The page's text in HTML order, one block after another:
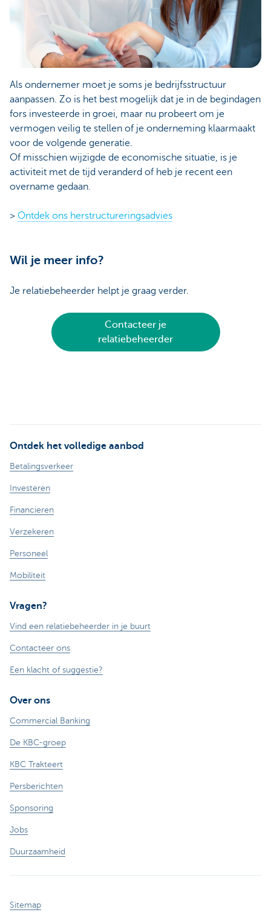
Als ondernemer moet je soms je bedrijfsstructuur
aanpassen. Zo is het best mogelijk dat je in de begindagen
fors investeerde in groei, maar nu probeert om je
vermogen veilig te stellen of je onderneming klaarmaakt
voor de volgende generatie.
Of misschien wijzigde de economische situatie, is je
activiteit met de tijd veranderd of heb je recent een
overname gedaan.
> Ontdek ons herstructureringsadvies
Wil je meer info?
Je relatiebeheerder helpt je graag verder.
Contacteer je
relatiebeheerder
Ontdek het volledige aanbod
Betalingsverkeer
Investeren
Financieren
Verzekeren
Personeel
Mobiliteit
Vragen?
Vind een relatiebeheerder in je buurt
Contacteer ons
Een klacht of suggestie?
Over ons
Commercial Banking
De KBC-groep
KBC Trakteert
Persberichten
Sponsoring
Jobs
Duurzaamheid
Sitemap